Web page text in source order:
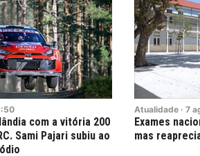
com a vitória 200
Sami Pajari subiu ao
Atualidade · 7
Exames
mas